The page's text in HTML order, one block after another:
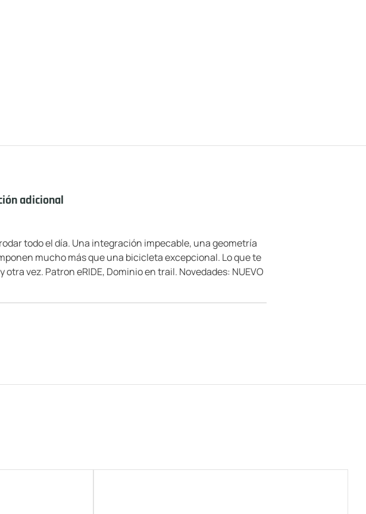
adicional
todo el día. Una integración impecable, una geometría
mucho más que una bicicleta excepcional. Lo que te
vez. Patron eRIDE, Dominio en trail. Novedades: NUEVO